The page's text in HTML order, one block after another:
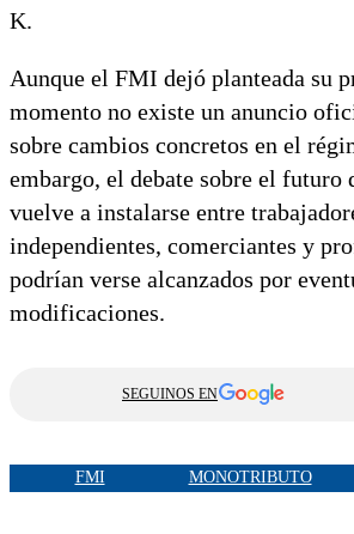
K.
Aunque el FMI dejó planteada su
momento no existe un anuncio
sobre cambios concretos en el
embargo, el debate sobre el
vuelve a instalarse entre
independientes, comerciantes y
podrían verse alcanzados por
modificaciones.
SEGUINOS EN
FMI MONOTRIBUTO